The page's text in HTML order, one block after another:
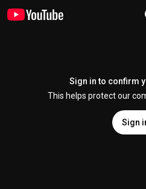
Sign in to confirm
This helps protect our
Sign